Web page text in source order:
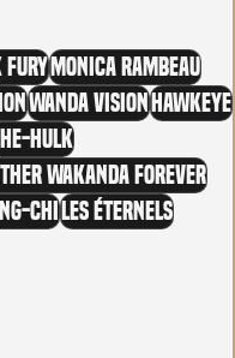
FuryMonica Rambeau
Wanda VisionHawkeye
Hulk
Wakanda Forever
Chi Les éternels